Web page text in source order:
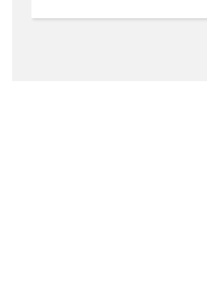
Passar Makita